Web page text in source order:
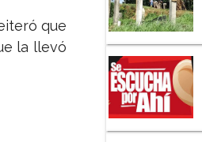
que
la llevó